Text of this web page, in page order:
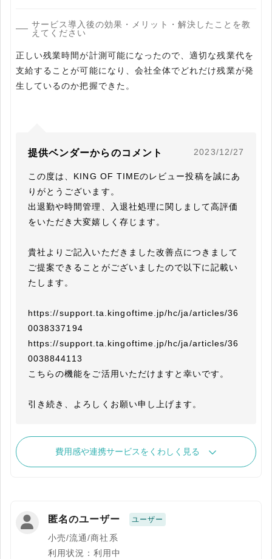
サービス導入後の効果・メリット・解決したことを教
えてください
正しい残業時間が計測可能になったので、適切な残業代を
支給することが可能になり、会社全体でどれだけ残業が発
生しているのか把握できた。
提供ベンダーからのコメント 2023/12/27
この度は、KING OF TIMEのレビュー投稿を誠にあ
りがとうございます。
出退勤や時間管理、入退社処理に関しまして高評価
をいただき大変嬉しく存じます。
貴社よりご記入いただきました改善点につきまして
ご提案できることがございましたので以下に記載い
たします。
https://support.ta.kingoftime.jp/hc/ja/articles/36
0038337194
https://support.ta.kingoftime.jp/hc/ja/articles/36
0038844113
こちらの機能をご活用いただけますと幸いです。
引き続き、よろしくお願い申し上げます。
費用感や連携サービスをくわしく見る
匿名のユーザー ユーザー
小売/流通/商社系
利用状況：利用中